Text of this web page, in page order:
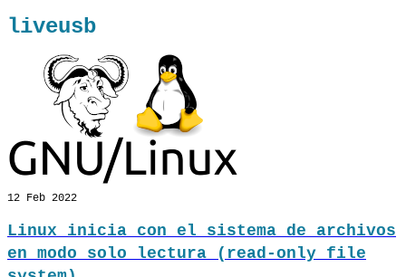
liveusb
12 Feb 2022
Linux inicia con el sistema de archivos
en modo solo lectura (read-only file